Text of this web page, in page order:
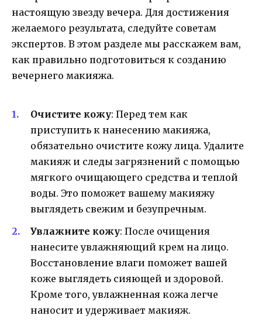
настоящую звезду вечера. Для достижения
желаемого результата, следуйте советам
экспертов. В этом разделе мы расскажем вам,
как правильно подготовиться к созданию
вечернего макияжа.
Очистите кожу: Перед тем как
приступить к нанесению макияжа,
обязательно очистите кожу лица. Удалите
макияж и следы загрязнений с помощью
мягкого очищающего средства и теплой
воды. Это поможет вашему макияжу
выглядеть свежим и безупречным.
Увлажните кожу: После очищения
нанесите увлажняющий крем на лицо.
Восстановление влаги поможет вашей
коже выглядеть сияющей и здоровой.
Кроме того, увлажненная кожа легче
наносит и удерживает макияж.